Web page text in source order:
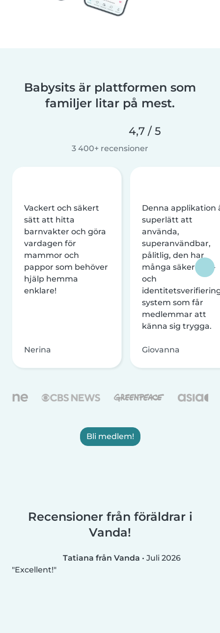
Babysits är plattformen som
familjer litar på mest.
4,7 / 5
3 400+ recensioner
Vackert och säkert
sätt att hitta
barnvakter och göra
vardagen för
mammor och
pappor som behöver
hjälp hemma
enklare!
Nerina
Denna applikation
superlätt att
använda,
superanvändbar,
pålitlig, den har
många säkerhets-
och
system som får
medlemmar att
känna sig trygga.
Giovanna
Bli medlem!
Recensioner från föräldrar i
Vanda!
Tatiana från Vanda • Juli 2026
Excellent!